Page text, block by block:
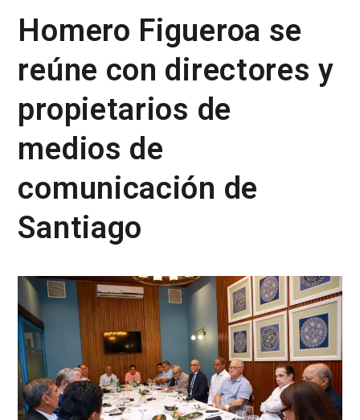
Homero Figueroa se
reúne con directores y
propietarios de
medios de
comunicación de
Santiago